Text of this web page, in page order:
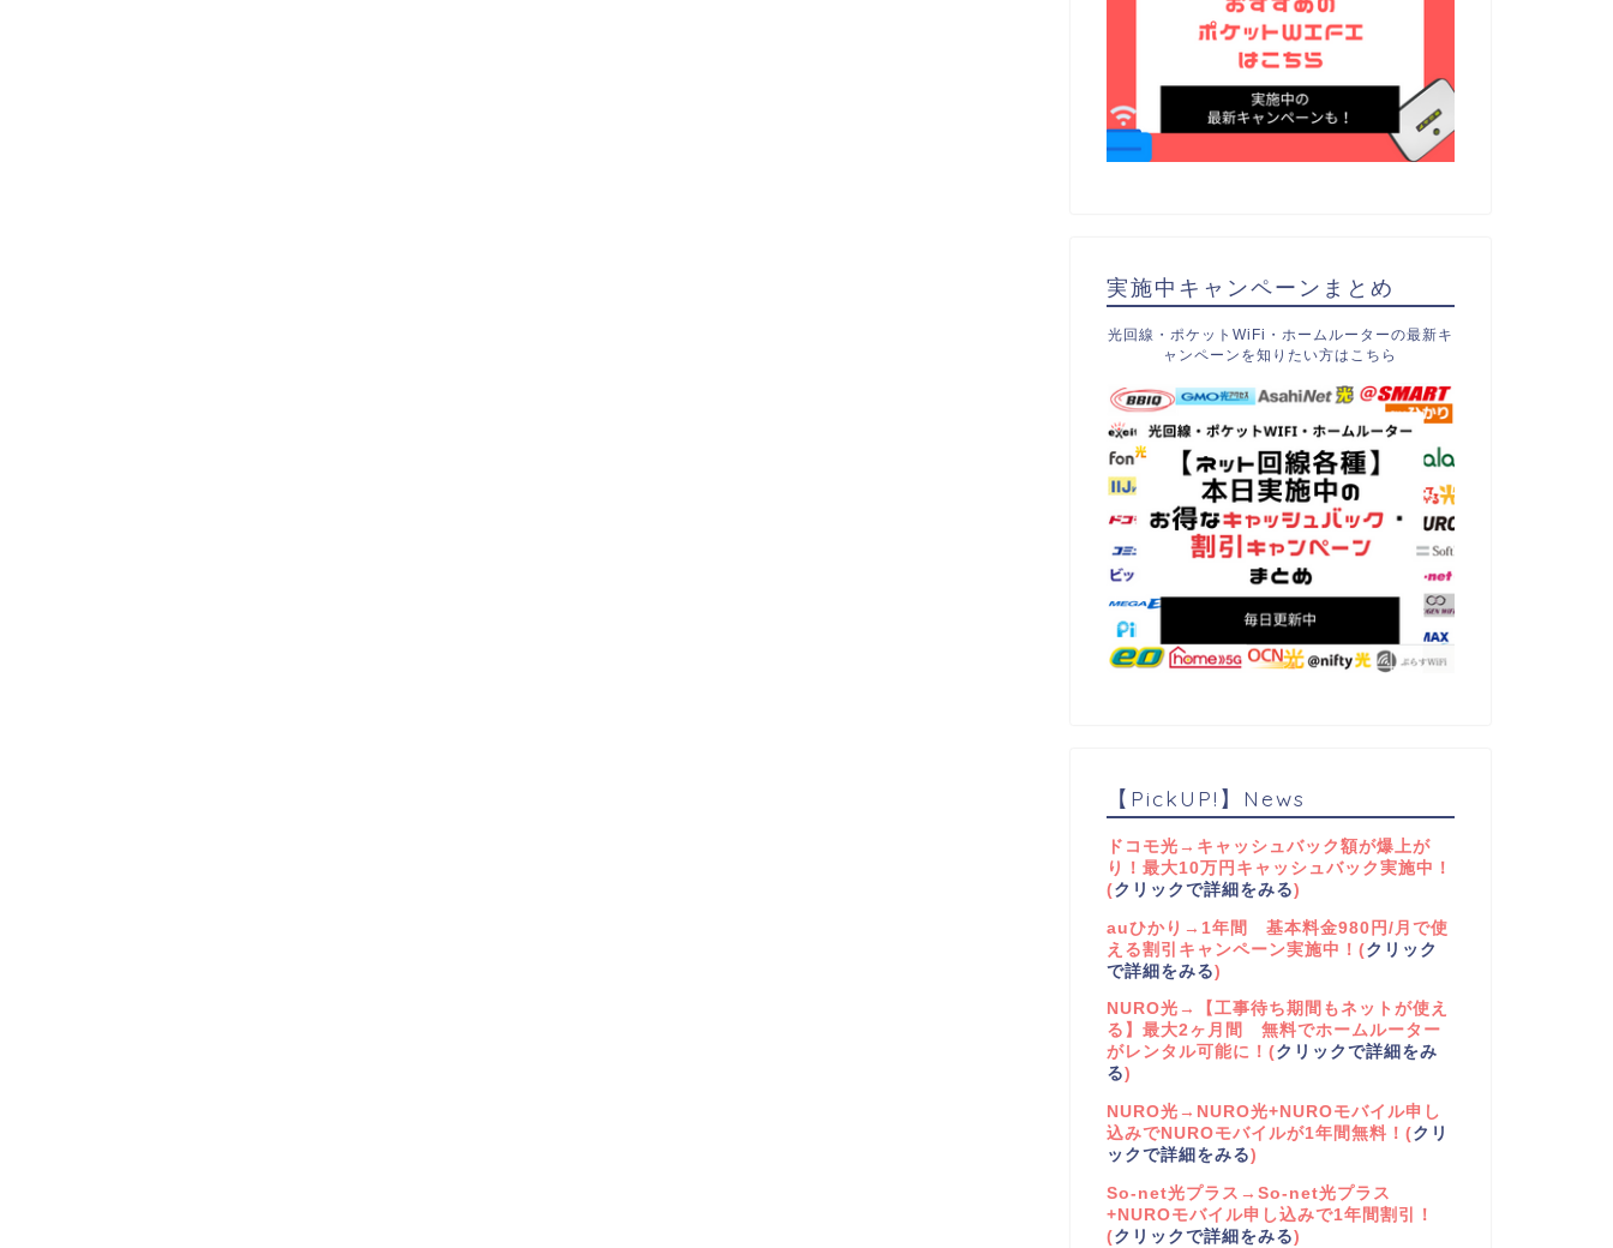
実施中キャンペーンまとめ
光回線・ポケットWiFi・ホームルーターの最新キ
ャンペーンを知りたい方はこちら
【PickUP!】News
ドコモ光→キャッシュバック額が爆上が
り！最大10万円キャッシュバック実施中！
(クリックで詳細をみる)
auひかり→1年間 基本料金980円/月で使
える割引キャンペーン実施中！(クリック
で詳細をみる)
NURO光→【工事待ち期間もネットが使え
る】最大2ヶ月間 無料でホームルーター
がレンタル可能に！(クリックで詳細をみ
る)
NURO光→NURO光+NUROモバイル申し
込みでNUROモバイルが1年間無料！(クリ
ックで詳細をみる)
So-net光プラス→So-net光プラス
+NUROモバイル申し込みで1年間割引！
(クリックで詳細をみる)